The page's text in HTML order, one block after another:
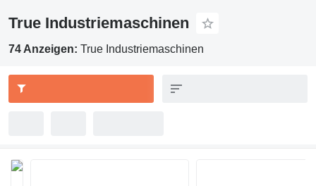
True Industriemaschinen
74 Anzeigen: True Industriemaschinen